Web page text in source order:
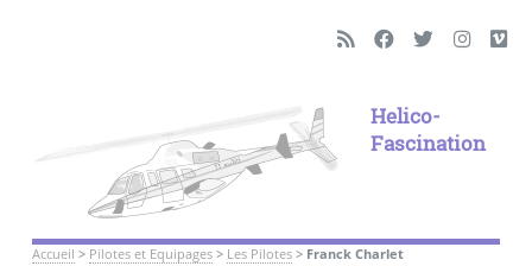
Helico-
Fascination
Accueil > Pilotes et Equipages> Les Pilotes> Franck Charlet